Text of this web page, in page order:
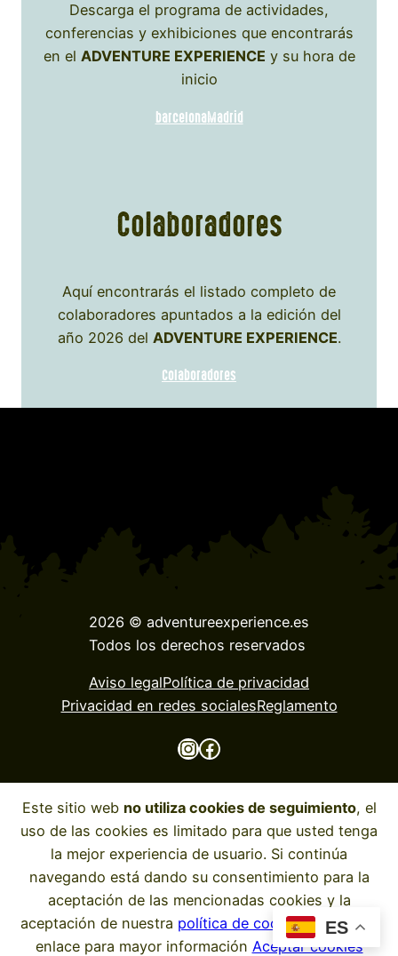
Descarga el programa de actividades,
conferencias y exhibiciones que encontrarás
en el ADVENTURE EXPERIENCE y su hora de
inicio
barcelonaMadrid
Colaboradores
Aquí encontrarás el listado completo de
colaboradores apuntados a la edición del
año 2026 del ADVENTURE EXPERIENCE.
Colaboradores
2026 © adventureexperience.es
Todos los derechos reservados
Aviso legalPolítica de privacidad
Privacidad en redes socialesReglamento
InstagramFacebook
Web desarrollada por:bancodepruebas.de
ES
Este sitio web no utiliza cookies de seguimiento, el
uso de las cookies es limitado para que usted tenga
la mejor experiencia de usuario. Si continúa
navegando está dando su consentimiento para la
aceptación de las mencionadas cookies y la
aceptación de nuestra política de cookies, pinche el
enlace para mayor información Aceptar cookies